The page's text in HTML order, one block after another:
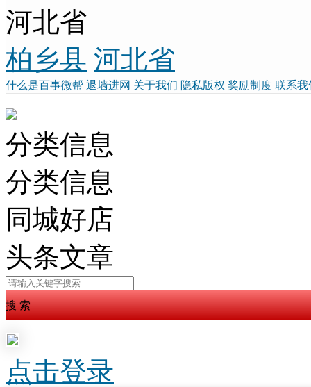
河北省
柏乡县 河北省
什么是百事微帮 退墙进网 关于我们 隐私版权 奖励制度 联系我
分类信息
分类信息
同城好店
头条文章
搜 索
点击登录